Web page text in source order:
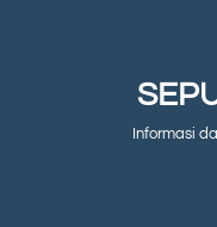
Informasi